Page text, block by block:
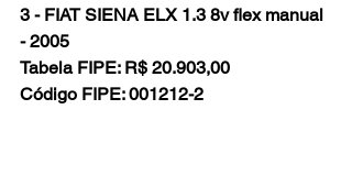
3 - FIAT SIENA ELX 1.3 8v flex manual
- 2005
Tabela FIPE: R$ 20.903,00
Código FIPE: 001212-2